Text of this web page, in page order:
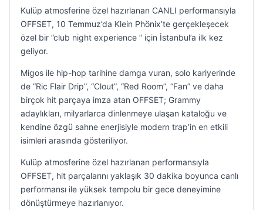
Kulüp atmosferine özel hazırlanan CANLI performansıyla
OFFSET, 10 Temmuz’da Klein Phönix’te gerçekleşecek
özel bir ”club night experience ” için İstanbul’a ilk kez
geliyor.
Migos ile hip-hop tarihine damga vuran, solo kariyerinde
de “Ric Flair Drip”, “Clout”, “Red Room”, “Fan” ve daha
birçok hit parçaya imza atan OFFSET; Grammy
adaylıkları, milyarlarca dinlenmeye ulaşan kataloğu ve
kendine özgü sahne enerjisiyle modern trap’in en etkili
isimleri arasında gösteriliyor.
Kulüp atmosferine özel hazırlanan performansıyla
OFFSET, hit parçalarını yaklaşık 30 dakika boyunca canlı
performansı ile yüksek tempolu bir gece deneyimine
dönüştürmeye hazırlanıyor.